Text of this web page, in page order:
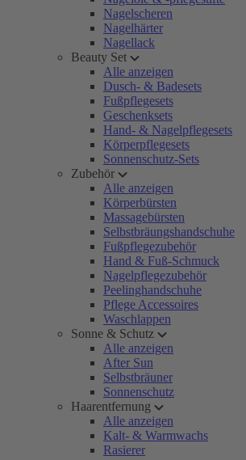
Nagelscheren
Nagelhärter
Nagellack
Beauty Set
Alle anzeigen
Dusch- & Badesets
Fußpflegesets
Geschenksets
Hand- & Nagelpflegesets
Körperpflegesets
Sonnenschutz-Sets
Zubehör
Alle anzeigen
Körperbürsten
Massagebürsten
Selbstbräungshandschuhe
Fußpflegezubehör
Hand & Fuß-Schmuck
Nagelpflegezubehör
Peelinghandschuhe
Pflege Accessoires
Waschlappen
Sonne & Schutz
Alle anzeigen
After Sun
Selbstbräuner
Sonnenschutz
Haarentfernung
Alle anzeigen
Kalt- & Warmwachs
Rasierer